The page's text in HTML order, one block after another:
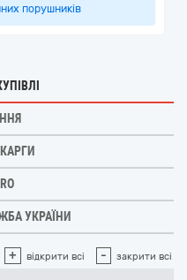
порушників
УКРАЇНИ
+ відкрити всі - закрити всі